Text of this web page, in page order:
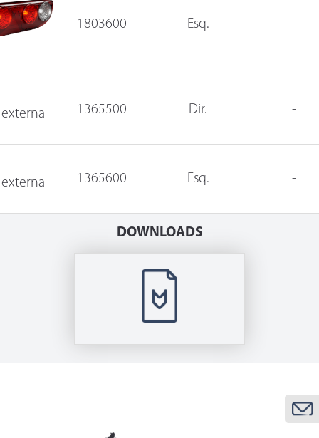
1803600 Esq. -
1365500 Dir. -
1365600 Esq. -
DOWNLOADS